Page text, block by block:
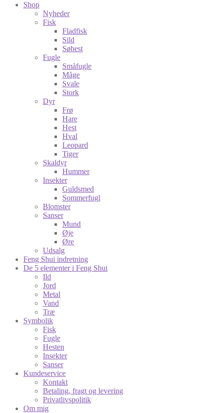
Shop
Nyheder
Fisk
Fladfisk
Sild
Søhest
Fugle
Småfugle
Måge
Svale
Stork
Dyr
Frø
Hare
Hest
Hval
Leopard
Tiger
Skaldyr
Hummer
Insekter
Guldsmed
Sommerfugl
Blomster
Sanser
Mund
Øje
Øre
Udsalg
Feng Shui indretning
De 5 elementer i Feng Shui
Ild
Jord
Metal
Vand
Træ
Symbolik
Fisk
Fugle
Hesten
Insekter
Sanser
Kundeservice
Kontakt
Betaling, fragt og levering
Privatlivspolitik
Om mig